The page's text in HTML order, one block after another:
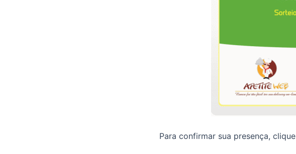
Para confirmar sua presença, clique